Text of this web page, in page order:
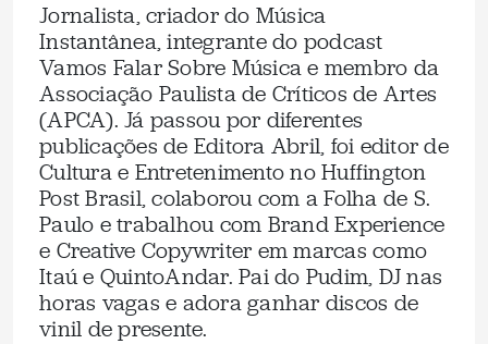
Jornalista, criador do Música
Instantânea, integrante do podcast
Vamos Falar Sobre Música e membro da
Associação Paulista de Críticos de Artes
(APCA). Já passou por diferentes
publicações de Editora Abril, foi editor de
Cultura e Entretenimento no Huffington
Post Brasil, colaborou com a Folha de S.
Paulo e trabalhou com Brand Experience
e Creative Copywriter em marcas como
Itaú e QuintoAndar. Pai do Pudim, DJ nas
horas vagas e adora ganhar discos de
vinil de presente.